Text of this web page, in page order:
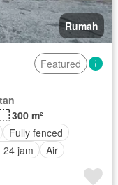
Rumah
Featured
300 m²
Fully fenced
24 jam
Air